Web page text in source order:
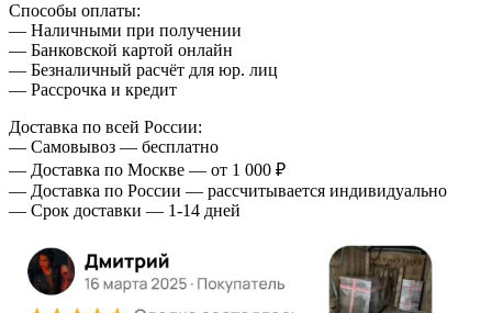
Способы оплаты:
— Наличными при получении
— Банковской картой онлайн
— Безналичный расчёт для юр. лиц
— Рассрочка и кредит
Доставка по всей России:
— Самовывоз — бесплатно
— Доставка по Москве — от 1 000 ₽
— Доставка по России — рассчитывается индивидуально
— Срок доставки — 1-14 дней